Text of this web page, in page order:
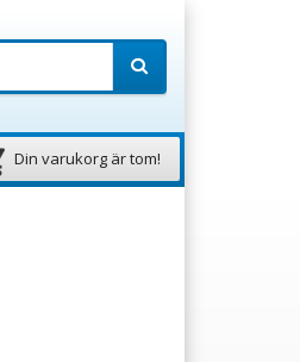
Din varukorg är tom!